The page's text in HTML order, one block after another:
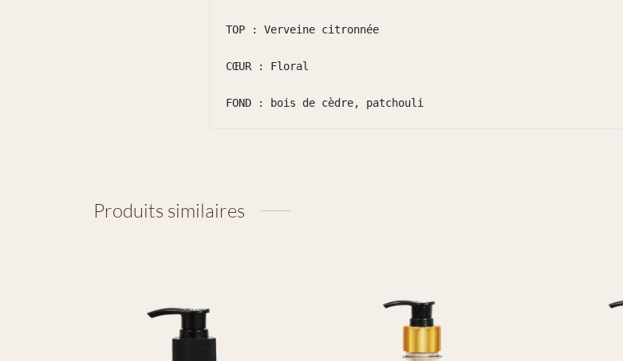
TOP : Verveine citronnée
CŒUR : Floral
FOND : bois de cèdre, patchouli
Produits similaires